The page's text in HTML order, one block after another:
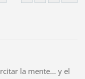
la mente... y el